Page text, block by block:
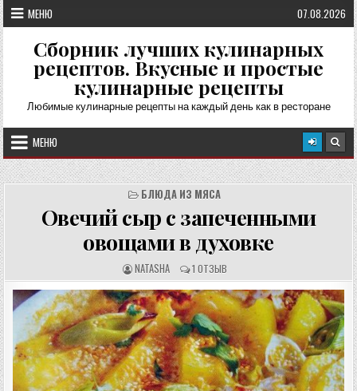
Перейти
к
содержимому
МЕНЮ 07.08.2026
Сборник лучших кулинарных
рецептов. Вкусные и простые
кулинарные рецепты
Любимые кулинарные рецепты на каждый день как в ресторане
МЕНЮ
БЛЮДА ИЗ МЯСА
Овечий сыр с запеченными
овощами в духовке
А
В
Т
О
Р
Р
Е
Ц
Е
П
Т
А
:
NATASHA О
Т
З
Ы
В
Ы
:
1 ОТЗЫВ